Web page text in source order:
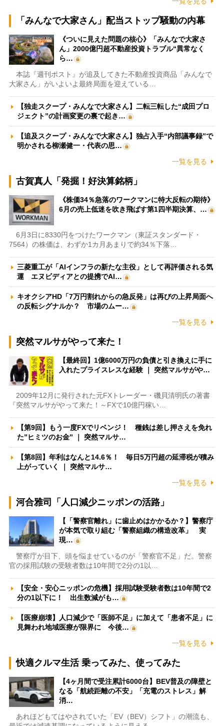
「みんなで大家さん」配当ストップ騒動の内幕
《ついに見えた問題の核心》「みんなで大家さ
ん」2000億円超不動産投資トラブル“異常なく
ら…
本誌『週刊ポスト』が追及してきた不動産投資商品「みんなで
大家さん」がいよいよ最終局面を迎えている…
【独走スクープ・みんなで大家さん】二転三転した“成田プロ
ジェクト”の計画変更の裏で起き…
【追及スクープ・みんなで大家さん】独占入手“内部議事録”で
明かされる柳瀬健一・代表の思…
一覧を見る
古賀真人「発掘！好決算銘柄」
《株価34％急落のワークマンに特大反転の期待》
6月の売上低迷を吹き飛ばす第1四半期決算、…
6月3日に8330円をつけたワークマン（東証スタンダード・
7564）の株価は、わずか1カ月あまりで約34％下落…
三菱重工が「AIインフラの新たな主役」として再評価される気
運 エヌビディアとの提携でAI…
キオクシアHD「7万円割れからの急反発」は再びの上昇局面へ
の反転シグナルか？ 市場のムー…
一覧を見る
突然マルサがやって来た！
【最終回】1億6000万円の負債と引き換えに手に
入れたプライスレスな経験 ｜ 突然マルサがや…
2009年12月に発行された元FXトレーダー・磯貝清明氏の著書
『突然マルサがやって来た！～FXで10億円稼い…
【第9回】もう一度FXでリベンジ！ 種銭は差し押さえを免れ
た”ヒミツのお金” ｜ 突然マルサ…
【第8回】年利はなんと14.6％！ 毎日5万円超の延滞税が積み
上がっていく ｜ 突然マルサ…
一覧を見る
河合雅司「人口減少ニッポンの活路」
【「警察官離れ」に歯止めはかかるか？】警察庁
が本気で取り組む「警察組織の構造改革」 実
現…
警察庁が目下、頭を悩ませているのが「警察官不足」だ。警察
官の採用試験の受験者数は10年間で2分の1以…
【安全・安心ニッポンの危機】採用試験受験者数は10年間で2
分の1以下に！ 出生数減がも…
【医療崩壊】人口減少で「医師不足」に加えて「患者不足」に
見舞われ地域医療が限界に 今後…
一覧を見る
快適クルマ生活 乗ってみた、使ってみた
【4ヶ月間で受注累計6000台】BEV普及の障壁と
なる「航続距離の不安」「充電のストレス」解
消…
あれほどもてはやされていた「EV（BEV）シフト」の潮流も、